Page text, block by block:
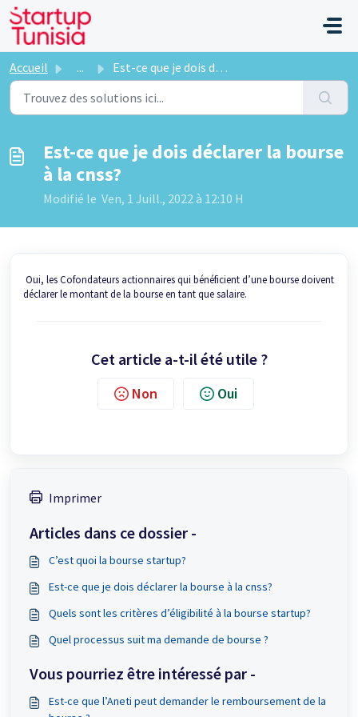
Passer au contenu principal
Accueil ... Est-ce que je dois déclarer la bourse à la cnss?
Est-ce que je dois déclarer la bourse
à la cnss?
Modifié le Ven, 1 Juill., 2022 à 12:10 H
Oui, les Cofondateurs actionnaires qui bénéficient d’une bourse doivent
déclarer le montant de la bourse en tant que salaire.
Cet article a-t-il été utile ?
Non Oui
Imprimer
Articles dans ce dossier -
C’est quoi la bourse startup?
Est-ce que je dois déclarer la bourse à la cnss?
Quels sont les critères d’éligibilité à la bourse startup?
Quel processus suit ma demande de bourse ?
Vous pourriez être intéressé par -
Est-ce que l’Aneti peut demander le remboursement de la